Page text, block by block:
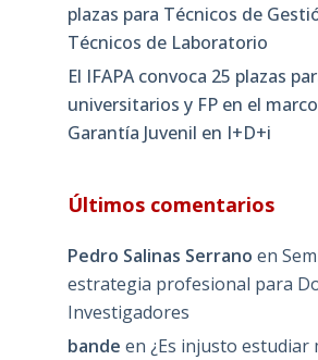
plazas para Técnicos de
Técnicos de Laboratorio
El IFAPA convoca 25 plazas
universitarios y FP en el
Garantía Juvenil en I+D+i
Últimos comentarios
Pedro Salinas Serrano en
estrategia profesional para
Investigadores
bande en ¿Es injusto estudiar